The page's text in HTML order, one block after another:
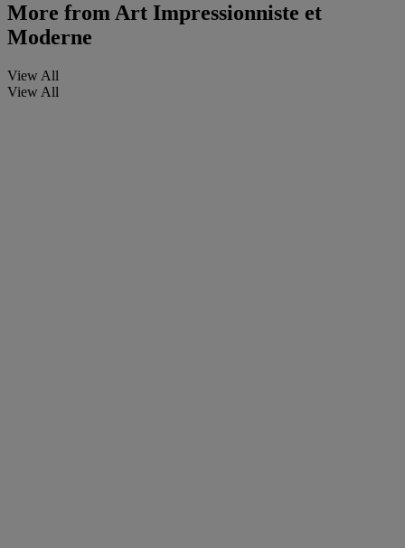
More fromArt Impressionniste et
Moderne
View All
View All